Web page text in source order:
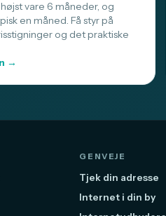
vare 6 måneder, og
en måned. Få styr på
og det praktiske
→
GENVEJE
Tjek din adresse
Internet i din by